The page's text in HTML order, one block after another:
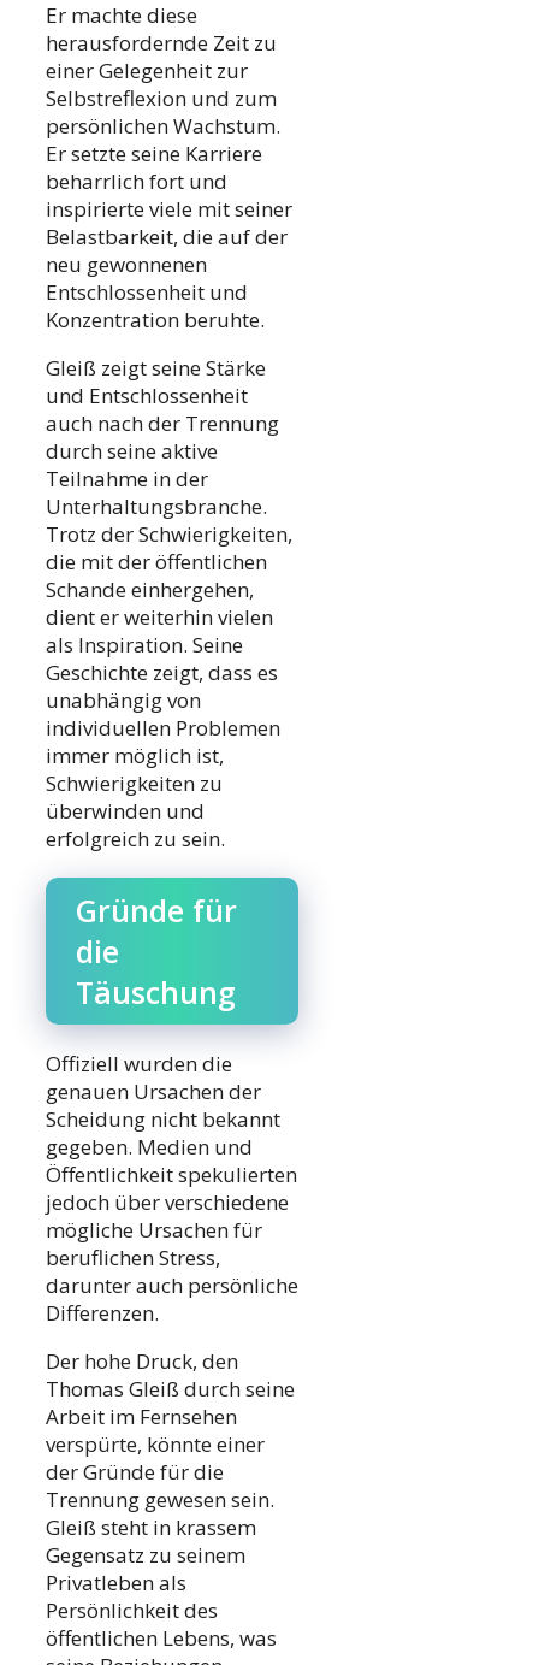
Er machte diese
herausfordernde Zeit zu
einer Gelegenheit zur
Selbstreflexion und zum
persönlichen Wachstum.
Er setzte seine Karriere
beharrlich fort und
inspirierte viele mit seiner
Belastbarkeit, die auf der
neu gewonnenen
Entschlossenheit und
Konzentration beruhte.
Gleiß zeigt seine Stärke
und Entschlossenheit
auch nach der Trennung
durch seine aktive
Teilnahme in der
Unterhaltungsbranche.
Trotz der Schwierigkeiten,
die mit der öffentlichen
Schande einhergehen,
dient er weiterhin vielen
als Inspiration. Seine
Geschichte zeigt, dass es
unabhängig von
individuellen Problemen
immer möglich ist,
Schwierigkeiten zu
überwinden und
erfolgreich zu sein.
Gründe für
die
Täuschung
Offiziell wurden die
genauen Ursachen der
Scheidung nicht bekannt
gegeben. Medien und
Öffentlichkeit spekulierten
jedoch über verschiedene
mögliche Ursachen für
beruflichen Stress,
darunter auch persönliche
Differenzen.
Der hohe Druck, den
Thomas Gleiß durch seine
Arbeit im Fernsehen
verspürte, könnte einer
der Gründe für die
Trennung gewesen sein.
Gleiß steht in krassem
Gegensatz zu seinem
Privatleben als
Persönlichkeit des
öffentlichen Lebens, was